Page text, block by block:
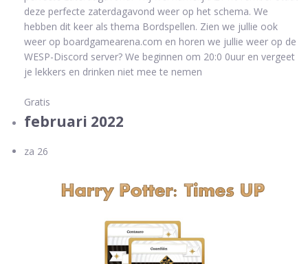
deze perfecte zaterdagavond weer op het schema. We
hebben dit keer als thema Bordspellen. Zien we jullie ook
weer op boardgamearena.com en horen we jullie weer op de
WESP-Discord server? We beginnen om 20:0 0uur en vergeet
je lekkers en drinken niet mee te nemen
Gratis
februari 2022
za 26